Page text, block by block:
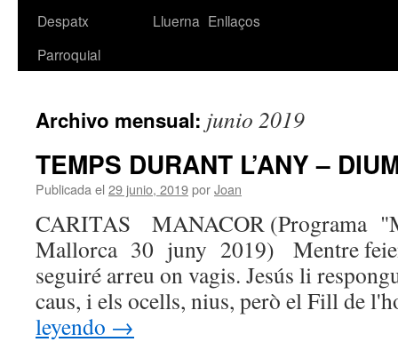
Despatx
Parroquial
Lluerna Enllaços
Archivo mensual: junio 2019
TEMPS DURANT L’ANY –
Publicada el 29 junio, 2019porJoan
CARITAS MANACOR (Programa
Mallorca 30 juny 2019) Mentre
seguiré arreu on vagis. Jesús li
caus, i els ocells, nius, però el Fill de
leyendo →